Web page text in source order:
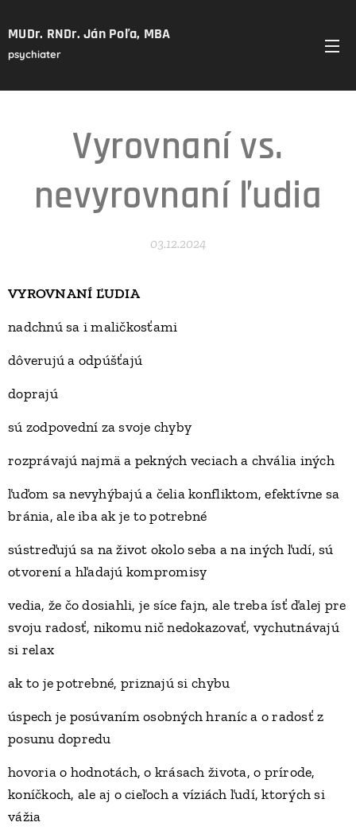
MUDr. RNDr. Ján Poľa, MBA
psychiater
Vyrovnaní vs.
nevyrovnaní ľudia
03.12.2024
VYROVNANÍ ĽUDIA
nadchnú sa i maličkosťami
dôverujú a odpúšťajú
doprajú
sú zodpovední za svoje chyby
rozprávajú najmä a pekných veciach a chvália iných
ľuďom sa nevyhýbajú a čelia konfliktom, efektívne sa
bránia, ale iba ak je to potrebné
sústreďujú sa na život okolo seba a na iných ľudí, sú
otvorení a hľadajú kompromisy
vedia, že čo dosiahli, je síce fajn, ale treba ísť ďalej pre
svoju radosť, nikomu nič nedokazovať, vychutnávajú
si relax
ak to je potrebné, priznajú si chybu
úspech je posúvaním osobných hraníc a o radosť z
posunu dopredu
hovoria o hodnotách, o krásach života, o prírode,
koníčkoch, ale aj o cieľoch a víziách ľudí, ktorých si
vážia